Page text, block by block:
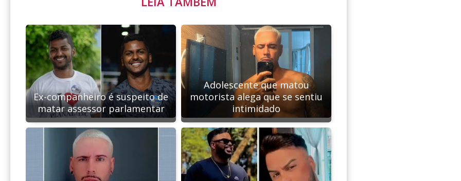
Ex-companheiro é suspeito de
matar assessor parlamentar
Adolescente que matou
motorista alega que se sentiu
intimidado